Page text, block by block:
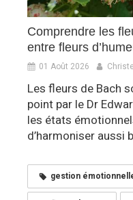
Comprendre les
entre fleurs
01 Août 2026
Les fleurs de Bach
point par le Dr
les états
d’harmoniser aussi
gestion